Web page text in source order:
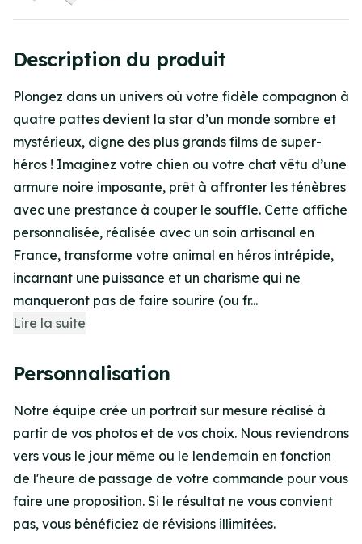
Description du produit
Plongez dans un univers où votre fidèle compagnon à
quatre pattes devient la star d’un monde sombre et
mystérieux, digne des plus grands films de super-
héros ! Imaginez votre chien ou votre chat vêtu d’une
armure noire imposante, prêt à affronter les ténèbres
avec une prestance à couper le souffle. Cette affiche
personnalisée, réalisée avec un soin artisanal en
France, transforme votre animal en héros intrépide,
incarnant une puissance et un charisme qui ne
manqueront pas de faire sourire (ou fr...
Lire la suite
Personnalisation
Notre équipe crée un portrait sur mesure réalisé à
partir de vos photos et de vos choix. Nous reviendrons
vers vous le jour même ou le lendemain en fonction
de l'heure de passage de votre commande pour vous
faire une proposition. Si le résultat ne vous convient
pas, vous bénéficiez de révisions illimitées.